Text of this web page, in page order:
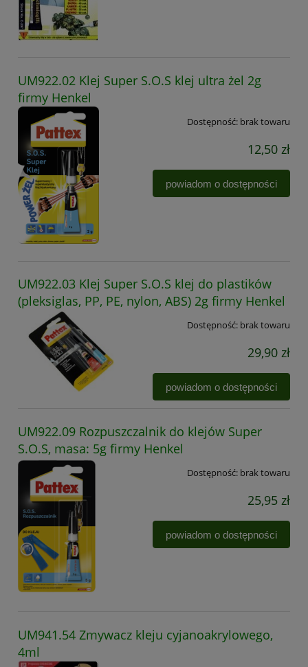
UM922.02 Klej Super S.O.S klej ultra żel 2g
firmy Henkel
Dostępność: brak towaru
12,50 zł
powiadom o dostępności
UM922.03 Klej Super S.O.S klej do plastików
(pleksiglas, PP, PE, nylon, ABS) 2g firmy Henkel
Dostępność: brak towaru
29,90 zł
powiadom o dostępności
UM922.09 Rozpuszczalnik do klejów Super
S.O.S, masa: 5g firmy Henkel
Dostępność: brak towaru
25,95 zł
powiadom o dostępności
UM941.54 Zmywacz kleju cyjanoakrylowego,
4ml